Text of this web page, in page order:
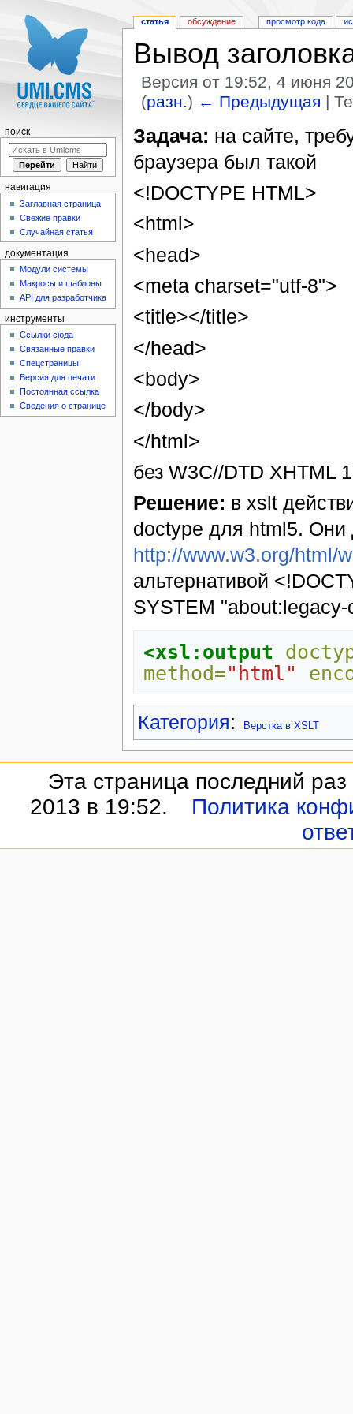
Вывод
Версия от 19:52, 4 июня
(разн.) ← Предыдущая |
Задача: на сайте,
браузера был такой
<!DOCTYPE HTML>
<html>
<head>
<meta charset="utf-8">
<title></title>
</head>
<body>
</body>
</html>
без W3C//DTD XHTML
Решение: в xslt
doctype для html5. Они
http://www.w3.org/html/
альтернативой
SYSTEM "about:legacy-
<xsl:output
method="html"
Категория: Верстка в XSLT
статья обсуждение просмотр кода
поиск
навигация
Заглавная страница
Свежие правки
Случайная статья
документация
Модули системы
Макросы и шаблоны
API для разработчика
инструменты
Ссылки сюда
Связанные правки
Спецстраницы
Версия для печати
Постоянная ссылка
Сведения о странице
Эта страница последний
2013 в 19:52.
Политика